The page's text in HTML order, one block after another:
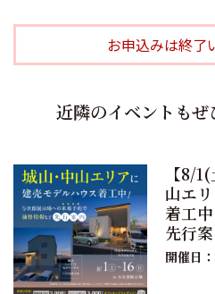
お申込みは終了
近隣のイベントも
【8/
山エ
着工
先行
開催日：